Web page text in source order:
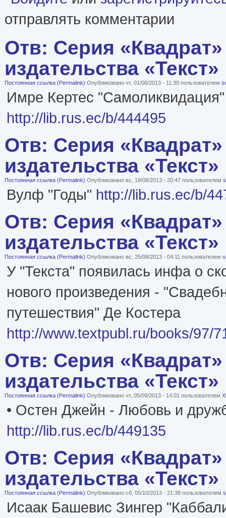
отправлять комментарии
Отв: Серия «Квадрат»
издательства «Текст»
Постоянная ссылка (Permalink) Опубликовано чт, 01/08/2013 - 11:30 пользователем
Имре Кертес "Самоликвидация"
http://lib.rus.ec/b/444495
Отв: Серия «Квадрат»
издательства «Текст»
Постоянная ссылка (Permalink) Опубликовано вс, 18/08/2013 - 20:47 пользователем
Вулф "Годы" http://lib.rus.ec/b/
Отв: Серия «Квадрат»
издательства «Текст»
Постоянная ссылка (Permalink) Опубликовано вс, 25/08/2013 - 04:11 пользователем
У "Текста" появилась инфа о
нового произведения -
путешествия" Де Костера
http://www.textpubl.ru/books/97/
Отв: Серия «Квадрат»
издательства «Текст»
Постоянная ссылка (Permalink) Опубликовано чт, 05/09/2013 - 14:01 пользователем
• Остен Джейн - Любовь и
http://lib.rus.ec/b/449135
Отв: Серия «Квадрат»
издательства «Текст»
Постоянная ссылка (Permalink) Опубликовано сб, 05/10/2013 - 21:38 пользователем
Исаак Башевис Зингер